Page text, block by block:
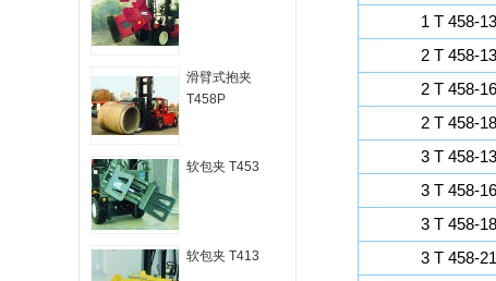
滑臂式抱夹
T458P
软包夹 T453
软包夹 T413
1 T 458-13
2 T 458-13
2 T 458-16
2 T 458-18
3 T 458-13
3 T 458-16
3 T 458-18
3 T 458-21